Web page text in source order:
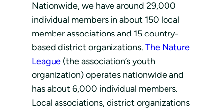
Nationwide, we have around 29,000
individual members in about 150 local
member associations and 15 country-
based district organizations. The Nature
League (the association’s youth
organization) operates nationwide and
has about 6,000 individual members.
Local associations, district organizations